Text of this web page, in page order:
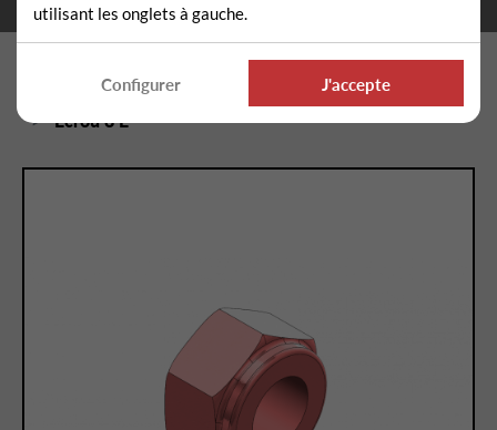
Pièces détachées épareuse / faucheuse
Visserie, Entretoises, Chapes épareuse / faucheuse
Ecrou 8 E
utilisant les onglets à gauche.
Configurer J'accepte